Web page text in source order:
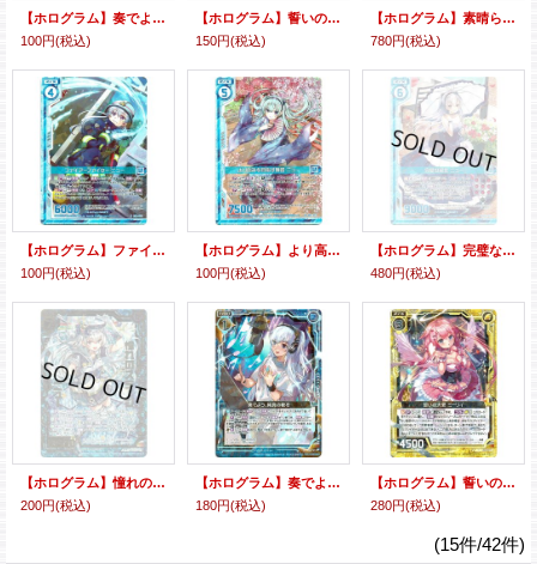
【ホログラム】奏でよう、星空の歌を
100円(税込)
【ホログラム】誓いの純蒼 ニュー
150円(税込)
【ホログラム】素晴らしき観察日記 ニュー
780円(税込)
【ホログラム】ファイアーファイター ニュー
100円(税込)
【ホログラム】より高みを目指す舞踏 ニュー
100円(税込)
【ホログラム】完璧な淑女 ニュー
480円(税込)
【ホログラム】憧れのステージ ニュー
200円(税込)
【ホログラム】奏でよう、純真の歌を
180円(税込)
【ホログラム】誓いの天愛 ミーリィ
280円(税込)
(15件/42件)